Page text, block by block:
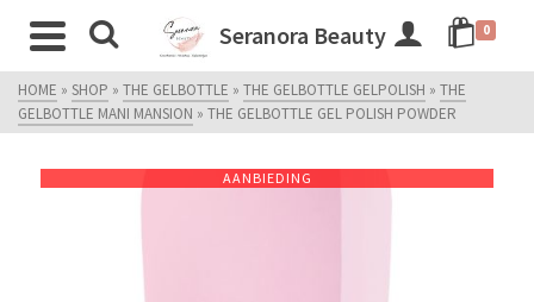
Seranora Beauty 0
HOME » SHOP » THE GELBOTTLE » THE GELBOTTLE GELPOLISH » THE
GELBOTTLE MANI MANSION » THE GELBOTTLE GEL POLISH POWDER
AANBIEDING